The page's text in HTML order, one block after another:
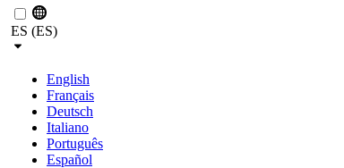
ES (ES)
English
Français
Deutsch
Italiano
Português
Español